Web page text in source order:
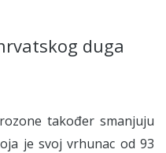
duga
također smanjuju
je svoj vrhunac od 93